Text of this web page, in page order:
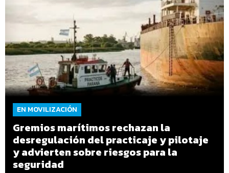
EN MOVILIZACIÓN
Gremios marítimos rechazan la
desregulación del practicaje y pilotaje
y advierten sobre riesgos para la
seguridad